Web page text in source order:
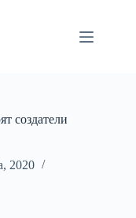
создатели
2020